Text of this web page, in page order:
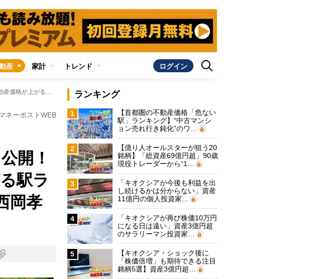
産 家計 トレンド ログイン
《ライブ動画配信》注目エリアを実名公開！東京都「不動産価格が上がる駅／下がる駅ランキング」を物件購入総額6億円超の西岡孝洋アナが読み解く
ネーポストWEB
開！
駅ラ
岡孝
ランキング
1
【首都圏の不動産価格「危ない
駅」ランキング】“中古マンシ
ョン売れ行き鈍化”のワ…
2
【億り人オールスターが狙う20
銘柄】「総資産69億円超」90歳
現役トレーダーから“1…
3
「キオクシアが今後も利益を出
し続けるかは分からない」資産
11億円の個人投資家…
4
「キオクシアが再び株価10万円
になる日は遠い」資産3億円超
のサラリーマン投資家…
5
【キオクシア・ショック後に
「株価倍増」も期待できる注目
銘柄5選】資産3億円超…